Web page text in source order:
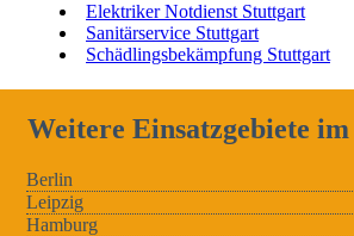
Elektriker Notdienst Stuttgart
Sanitärservice Stuttgart
Schädlingsbekämpfung Stuttgart
Weitere Einsatzgebiete
Berlin
Leipzig
Hamburg